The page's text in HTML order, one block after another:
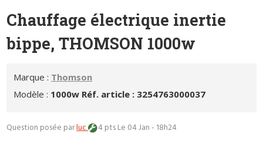
Chauffage électrique inertie
bippe, THOMSON 1000w
Marque : Thomson
Modèle : 1000w Réf. article : 3254763000037
Question posée parluc 4 ptsLe 04 Jan - 18h24